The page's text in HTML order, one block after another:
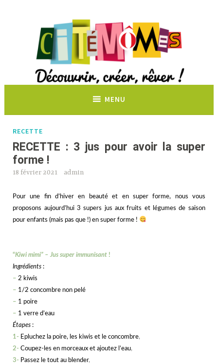
Découvrir, créer, rêver !
MENU
RECETTE
RECETTE : 3 jus pour avoir la super
forme !
18 février 2021 admin
Pour une fin d’hiver en beauté et en super forme, nous vous
proposons aujourd’hui 3 supers jus aux fruits et légumes de saison
pour enfants (mais pas que !) en super forme !
“Kiwi mimi” – Jus super immunisant !
Ingrédients :
– 2 kiwis
– 1/2 concombre non pelé
– 1 poire
– 1 verre d’eau
Étapes :
1- Epluchez la poire, les kiwis et le concombre,
2- Coupez-les en morceaux et ajoutez l’eau,
3- Passez le tout au blender,